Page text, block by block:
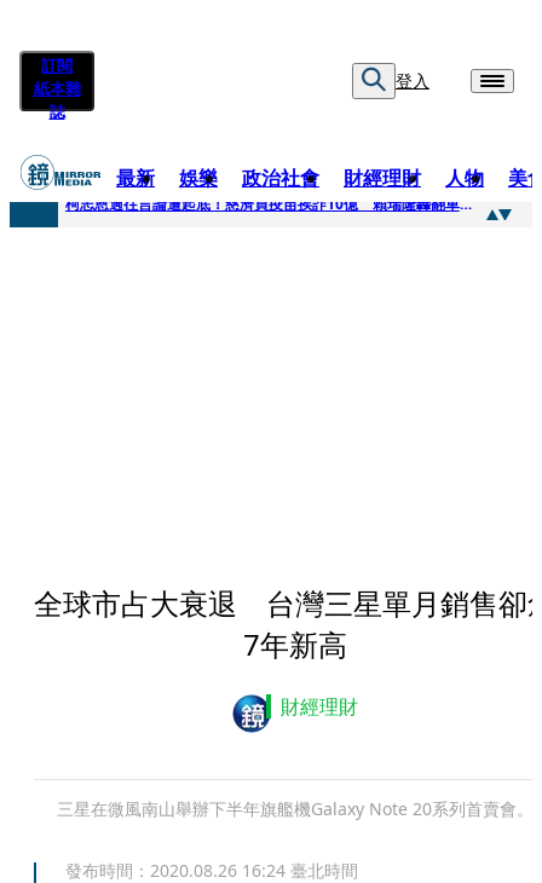
訂閱
紙本雜
誌
登入
最新 娛樂 政治社會 財經理財 人物 美
快訊
柯志恩過往言論遭起底！慈濟買疫苗挨詐10億 賴瑞隆轟翻車：應為當年錯誤道歉
全球市占大衰退 台灣三星單月銷售卻
7年新高
財經理財
三星在微風南山舉辦下半年旗艦機Galaxy Note 20系列首賣會。
發布時間： 2020.08.26 16:24 臺北時間